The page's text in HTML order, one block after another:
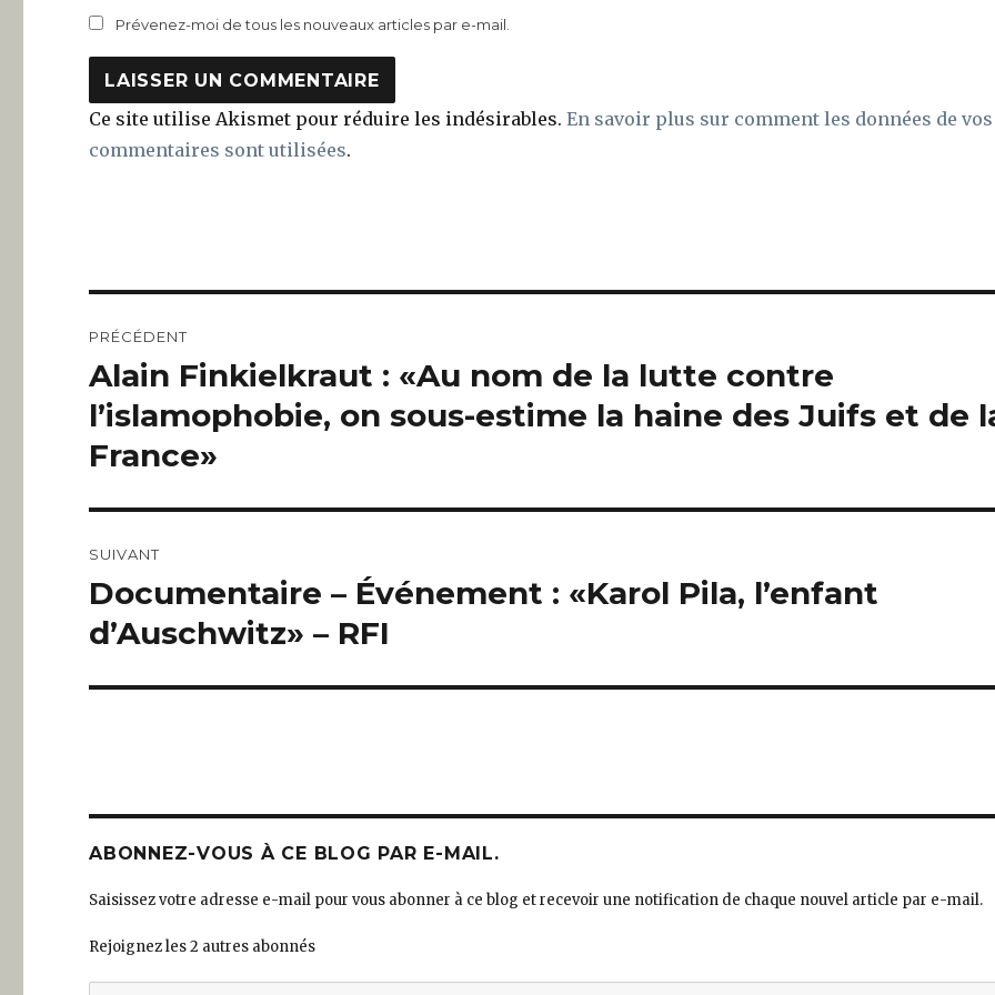
Prévenez-moi de tous les nouveaux articles par e-mail.
Ce site utilise Akismet pour réduire les indésirables.En savoir plus sur comment les données de vos
commentaires sont utilisées.
de
l’article
PRÉCÉDENT
Article
précédent :
Alain Finkielkraut : «Au nom de la lutte contre
l’islamophobie, on sous-estime la haine des Juifs et de
France»
SUIVANT
Article
suivant :
Documentaire – Événement : «Karol Pila, l’enfant
d’Auschwitz» – RFI
ABONNEZ-VOUS À CE BLOG PAR E-MAIL.
Saisissez votre adresse e-mail pour vous abonner à ce blog et recevoir une notification de chaque nouvel article par e-mail.
Rejoignez les 2 autres abonnés